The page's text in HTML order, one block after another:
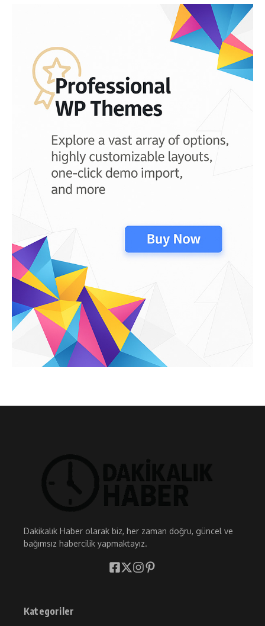
Dakikalık Haber olarak biz, her zaman doğru, güncel ve
bağımsız habercilik yapmaktayız.
Kategoriler